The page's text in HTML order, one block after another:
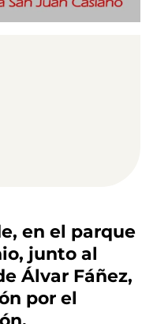
en el parque
junto al
Álvar Fáñez,
por el